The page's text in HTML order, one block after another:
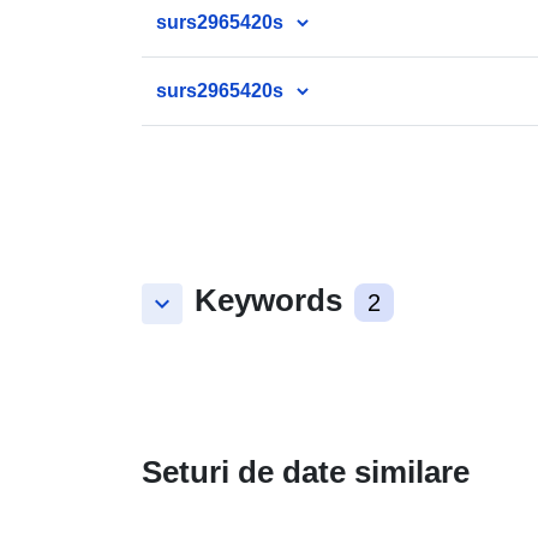
surs2965420s
surs2965420s
keyboard_arrow_down Keywords 2
Seturi de date similare